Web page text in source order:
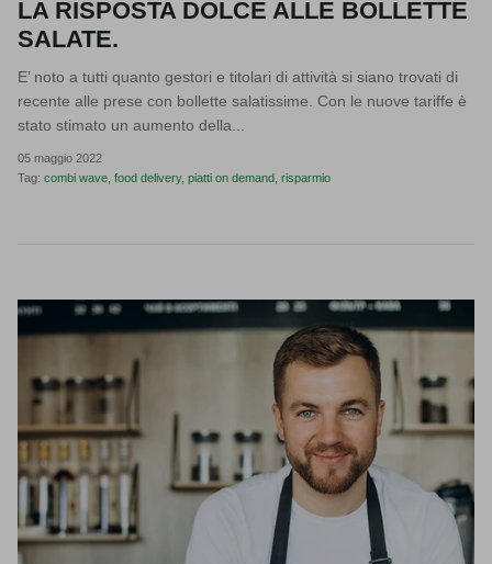
LA RISPOSTA DOLCE ALLE BOLLETTE
SALATE.
E’ noto a tutti quanto gestori e titolari di attività si siano trovati di
recente alle prese con bollette salatissime. Con le nuove tariffe è
stato stimato un aumento della...
05 maggio 2022
Tag: combi wave food delivery piatti on demand risparmio